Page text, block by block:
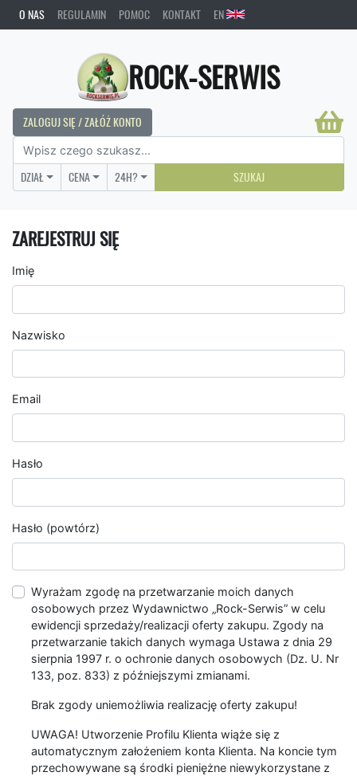
O NAS REGULAMIN POMOC KONTAKT EN
ROCK-SERWIS
ZALOGUJ SIĘ / ZAŁÓŻ KONTO
DZIAŁ CENA 24H? SZUKAJ
ZAREJESTRUJ SIĘ
Imię
Nazwisko
Email
Hasło
Hasło (powtórz)
Wyrażam zgodę na przetwarzanie moich danych
osobowych przez Wydawnictwo „Rock-Serwis” w celu
ewidencji sprzedaży/realizacji oferty zakupu. Zgody na
przetwarzanie takich danych wymaga Ustawa z dnia 29
sierpnia 1997 r. o ochronie danych osobowych (Dz. U. Nr
133, poz. 833) z późniejszymi zmianami.
Brak zgody uniemożliwia realizację oferty zakupu!
UWAGA! Utworzenie Profilu Klienta wiąże się z
automatycznym założeniem konta Klienta. Na koncie tym
przechowywane są środki pieniężne niewykorzystane z